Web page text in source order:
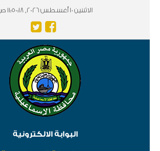
الاثننين 10 أغسطس 2026, 11:50:19 ص
البوابة الالكترونية